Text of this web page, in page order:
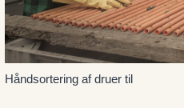
Håndsortering af druer til